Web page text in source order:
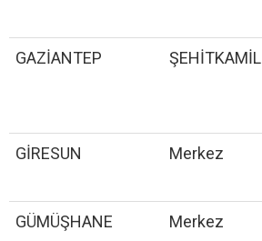
GAZİANTEP ŞEHİTKAMİL
GİRESUN Merkez
GÜMÜŞHANE Merkez